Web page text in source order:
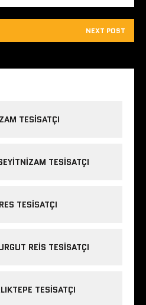
NEXT POST
TESISATÇI
TESISATÇI
TESISATÇI
REIS TESISATÇI
TESISATÇI